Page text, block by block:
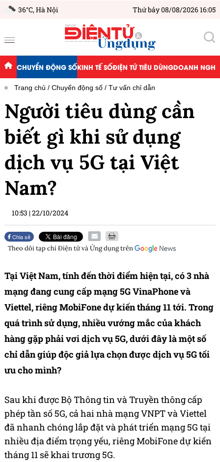
36°C,Hà Nội Thứ bảy 08/08/2026 16:05
CHUYỂN ĐỘNG SỐKINH TẾ SỐĐIỆN TỬ TIÊU DÙNGDOANH
Trang chủ Chuyển động số Tư vấn chỉ dẫn
Người tiêu dùng cần
biết gì khi sử dụng
dịch vụ 5G tại Việt
Nam?
10:53 |22/10/2024
Chia sẻ
Theo dõi tạp chíĐiện tử và Ứng dụngtrên
Tại Việt Nam, tính đến thời điểm hiện tại, có 3 nhà
mạng đang cung cấp mạng 5G VinaPhone và
Viettel, riêng MobiFone dự kiến tháng 11 tới. Trong
quá trình sử dụng, nhiều vướng mắc của khách
hàng gặp phải vơi dịch vụ 5G, dưới đây là một số
chỉ dẫn giúp độc giả lựa chọn được dịch vụ 5G tối
ưu cho mình?
Sau khi được Bộ Thông tin và Truyền thông cấp
phép tần số 5G, cả hai nhà mạng VNPT và Viettel
đã nhanh chóng lắp đặt và phát triển mạng 5G tại
nhiều địa điểm trọng yếu, riêng MobiFone dự kiến
tháng 11 sẽ khai trương 5G.